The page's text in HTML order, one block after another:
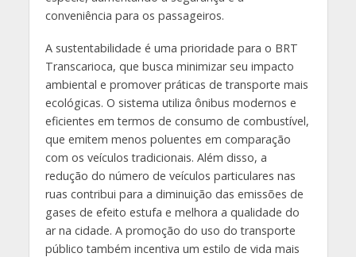
conveniência para os passageiros.
A sustentabilidade é uma prioridade para o BRT
Transcarioca, que busca minimizar seu impacto
ambiental e promover práticas de transporte mais
ecológicas. O sistema utiliza ônibus modernos e
eficientes em termos de consumo de combustível,
que emitem menos poluentes em comparação
com os veículos tradicionais. Além disso, a
redução do número de veículos particulares nas
ruas contribui para a diminuição das emissões de
gases de efeito estufa e melhora a qualidade do
ar na cidade. A promoção do uso do transporte
público também incentiva um estilo de vida mais